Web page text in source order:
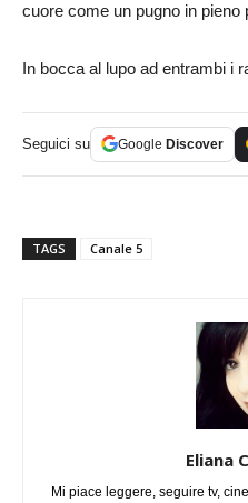
cuore come un pugno in pieno
In bocca al lupo ad entrambi i
Seguici su Google Discover
TAGS Canale 5
Eliana
Mi piace leggere, seguire tv,